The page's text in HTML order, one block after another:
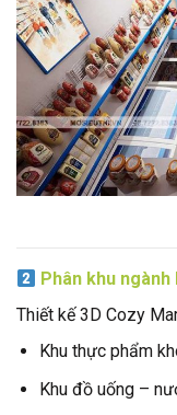
Phân khu
Thiết kế 3D Cozy
Khu thực phẩm
Khu đồ uống –